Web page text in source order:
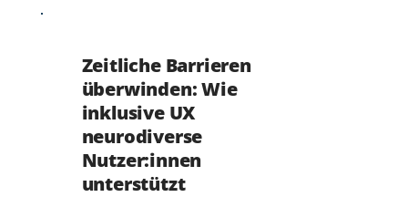
Zeitliche Barrieren
überwinden: Wie
inklusive UX
neurodiverse
Nutzer:innen
unterstützt